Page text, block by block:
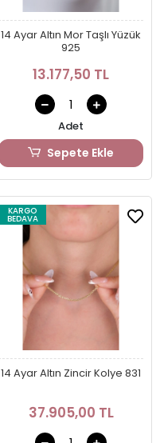
14 Ayar Altın Mor Taşlı Yüzük
925
13.177,50 TL
Adet
Sepete Ekle
KARGO
BEDAVA
14 Ayar Altın Zincir Kolye 831
37.905,00 TL